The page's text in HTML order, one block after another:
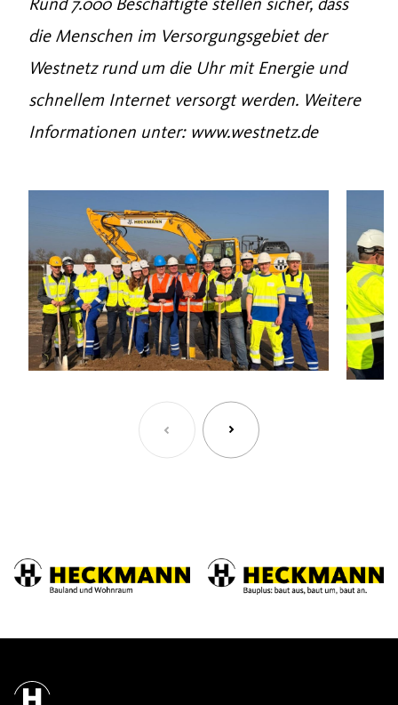
die Menschen im Versorgungsgebiet der
Westnetz rund um die Uhr mit Energie und
schnellem Internet versorgt werden. Weitere
Informationen unter: www.westnetz.de